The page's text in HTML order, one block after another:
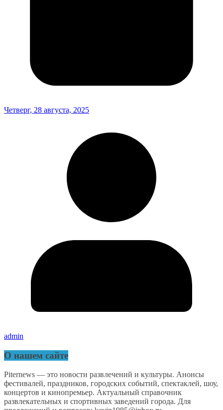
Четверг, 28 августа, 2025
admin
О нашем сайте
Piternews — это новости развлечений и культуры. Анонсы
фестивалей, праздников, городских событий, спектаклей, шоу,
концертов и кинопремьер. Актуальный справочник
развлекательных и спортивных заведений города. Для